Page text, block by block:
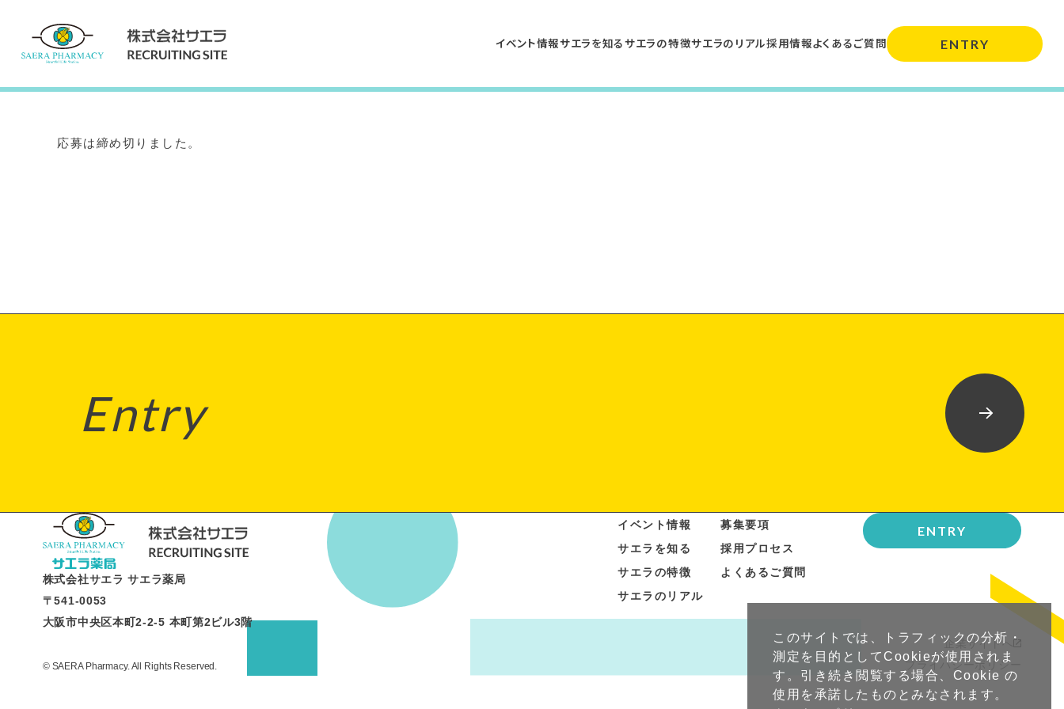
イベント情報サエラを知るサエラの特徴サエラのリアル採用情報よくあるご質問 ENTRY
Internship
応募は締め切りました。
Entry
株式会社サエラ サエラ薬局
〒541-0053
大阪市中央区本町2-2-5 本町第2ビル3階
イベント情報
サエラを知る
サエラの特徴
サエラのリアル
募集要項
採用プロセス
よくあるご質問
ENTRY
© SAERA Pharmacy. All Rights Reserved.
企業サイトへ
プライバシーポリシー
このサイトでは、トラフィックの分析・
測定を目的としてCookieが使用されま
す。引き続き閲覧する場合、Cookie の
使用を承諾したものとみなされます。